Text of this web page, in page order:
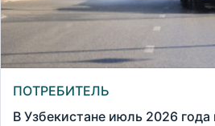
ПОТРЕБИТЕЛЬ
В Узбекистане июль 2026